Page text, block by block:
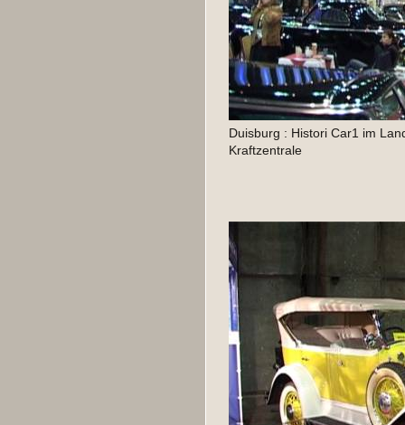
Duisburg : Histori Car1 im
Kraftzentrale